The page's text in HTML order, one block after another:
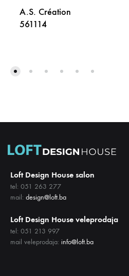
A.S. Création
561114
Loft Design House salon
tel: 051 263 277
mail: design@loft.ba
Loft Design House veleprodaja
tel: 051 213 997
mail veleprodaja: info@loft.ba